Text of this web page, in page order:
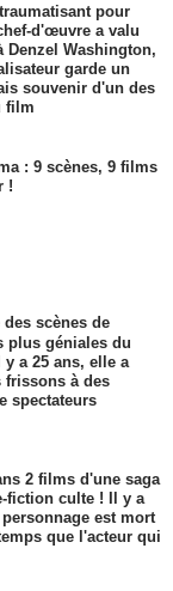
pour
d'œuvre a valu
Denzel Washington,
garde un
souvenir d'un des
film
: 9 scènes, 9 films
!
scènes de
plus géniales du
a 25 ans, elle a
frissons à des
spectateurs
2 films d'une saga
fiction culte ! Il y a
est mort
que l'acteur qui